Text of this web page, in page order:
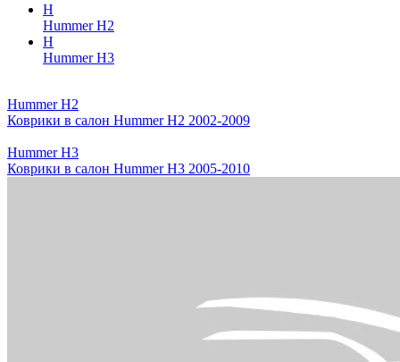
H
Hummer H2
H
Hummer H3
Hummer H2
Коврики в салон Hummer H2 2002-2009
Hummer H3
Коврики в салон Hummer H3 2005-2010